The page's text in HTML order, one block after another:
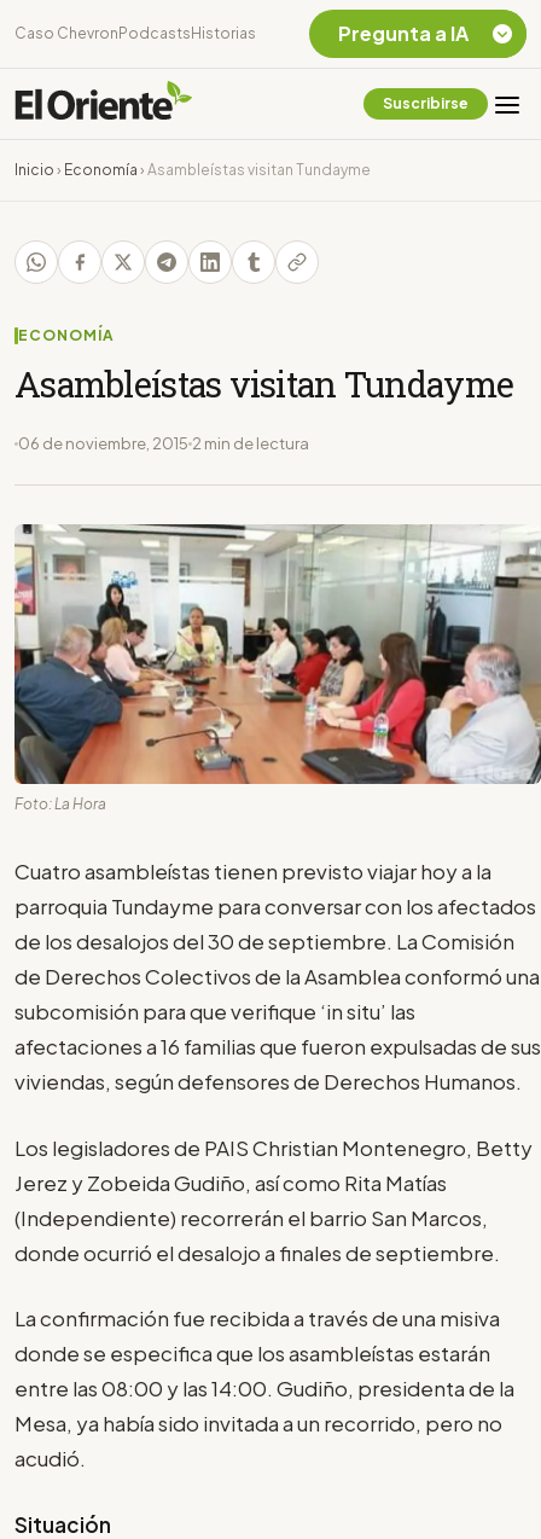
Caso Chevron Podcasts Historias
Suscribirse
Inicio › Economía › Asambleístas visitan Tundayme
ECONOMÍA
Asambleístas visitan Tundayme
06 de noviembre, 2015 2 min de lectura
Foto: La Hora
Cuatro asambleístas tienen previsto viajar hoy a la
parroquia Tundayme para conversar con los afectados
de los desalojos del 30 de septiembre. La Comisión
de Derechos Colectivos de la Asamblea conformó una
subcomisión para que verifique ‘in situ’ las
afectaciones a 16 familias que fueron expulsadas de sus
viviendas, según defensores de Derechos Humanos.
Los legisladores de PAIS Christian Montenegro, Betty
Jerez y Zobeida Gudiño, así como Rita Matías
(Independiente) recorrerán el barrio San Marcos,
donde ocurrió el desalojo a finales de septiembre.
La confirmación fue recibida a través de una misiva
donde se especifica que los asambleístas estarán
entre las 08:00 y las 14:00. Gudiño, presidenta de la
Mesa, ya había sido invitada a un recorrido, pero no
acudió.
Situación
Pregunta a IA
Chevron Ecuador